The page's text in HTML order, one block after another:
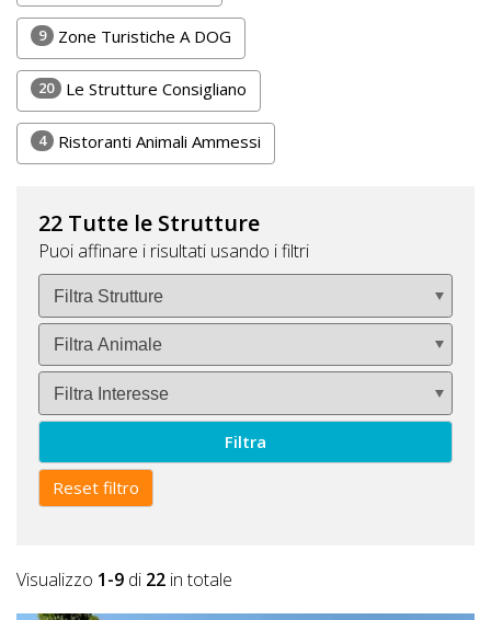
9 Zone Turistiche A DOG
20 Le Strutture Consigliano
4 Ristoranti Animali Ammessi
22 Tutte le Strutture
Puoi affinare i risultati usando i filtri
Filtra
Reset filtro
Visualizzo 1-9 di 22 in totale